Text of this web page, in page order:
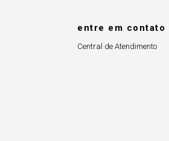
entre em contato
Central de Atendimento